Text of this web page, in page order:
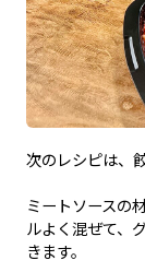
次のレシピは、
ミートソースの
ルよく混ぜて、
きます。